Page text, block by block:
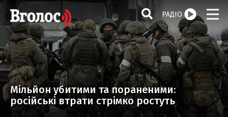
РАДІО
Мільйон убитими та пораненими:
російські втрати стрімко ростуть